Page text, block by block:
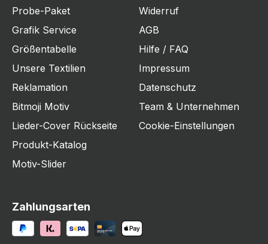
Probe-Paket
Grafik Service
Größentabelle
Unsere Textilien
Reklamation
Bitmoji Motiv
Lieder-Cover Rückseite
Produkt-Katalog
Motiv-Slider
Widerruf
AGB
Hilfe / FAQ
Impressum
Datenschutz
Team & Unternehmen
Cookie-Einstellungen
Zahlungsarten